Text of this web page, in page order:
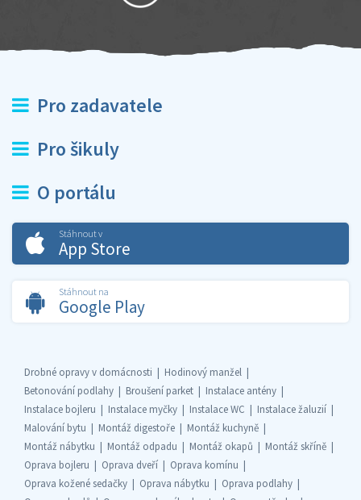
Pro zadavatele
Pro šikuly
O portálu
Stáhnout v
App Store
Stáhnout na
Google Play
Drobné opravy v domácnosti
Hodinový manžel
Betonování podlahy
Broušení parket
Instalace antény
Instalace bojleru
Instalace myčky Instalace WC
Instalace žaluzií
Malování bytu
Montáž digestoře
Montáž kuchyně
Montáž nábytku
Montáž odpadu Montáž okapů
Montáž skříně
Oprava bojleru
Oprava dveří
Oprava komínu
Oprava kožené sedačky
Oprava nábytku
Oprava podlahy